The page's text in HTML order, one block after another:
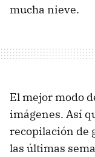
mucha nieve.
El mejor modo
imágenes. Así
recopilación de
las últimas